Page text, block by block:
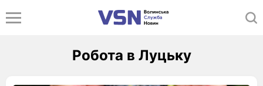
Робота в Луцьку